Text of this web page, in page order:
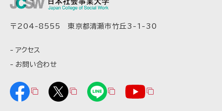
〒204-8555 東京都清瀬市竹丘3-1-30
アクセス
お問い合わせ